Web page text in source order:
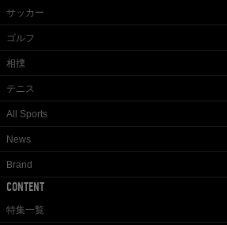
サッカー
ゴルフ
相撲
テニス
All Sports
News
Brand
CONTENT
特集一覧